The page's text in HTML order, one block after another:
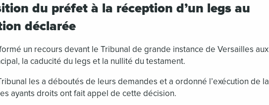
du préfet à la réception d’un legs au
déclarée
un recours devant le Tribunal de grande instance de Versailles aux
la caducité du legs et la nullité du testament.
les a déboutés de leurs demandes et a ordonné l’exécution de la
ayants droits ont fait appel de cette décision.